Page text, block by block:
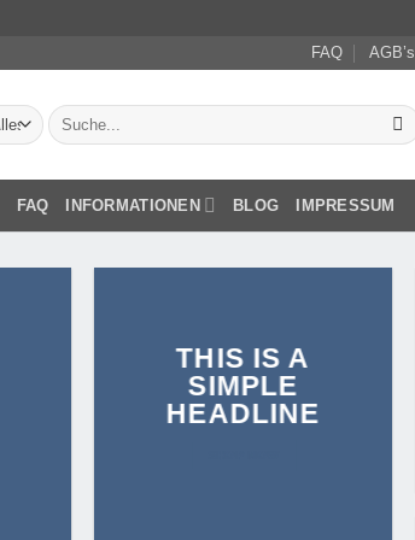
FAQ AGB’s
Suchen
nach:
FAQ INFORMATIONEN BLOG IMPRESSUM
THIS IS A
SIMPLE
HEADLINE